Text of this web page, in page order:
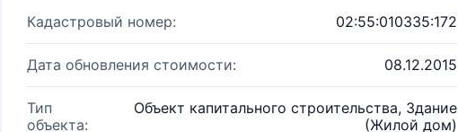
Кадастровый номер: 02:55:010335:172
Дата обновления стоимости: 08.12.2015
Тип
объекта:
Объект капитального строительства, Здание
(Жилой дом)